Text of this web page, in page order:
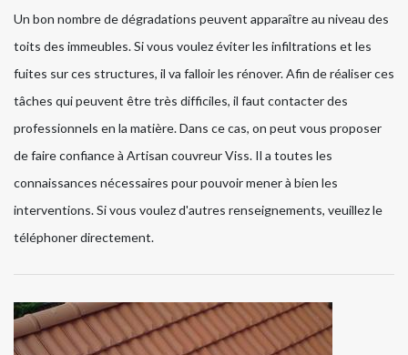
Un bon nombre de dégradations peuvent apparaître au niveau des
toits des immeubles. Si vous voulez éviter les infiltrations et les
fuites sur ces structures, il va falloir les rénover. Afin de réaliser ces
tâches qui peuvent être très difficiles, il faut contacter des
professionnels en la matière. Dans ce cas, on peut vous proposer
de faire confiance à Artisan couvreur Viss. Il a toutes les
connaissances nécessaires pour pouvoir mener à bien les
interventions. Si vous voulez d'autres renseignements, veuillez le
téléphoner directement.